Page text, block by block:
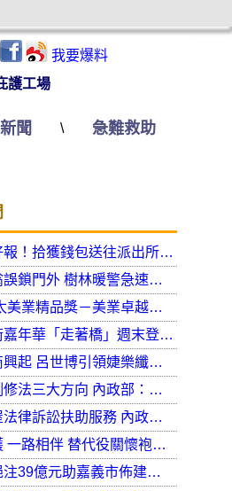
我要爆料
護工場
聞 \ 急難救助
好心有好報！拾獲錢包送往派出所竟發現自己遺失的手機
失智老翁誤鎖門外 樹林暖警急速營救阻飢寒
2025亞太美業精品獎－美業卓越大賞 揭曉年度最受矚目美業榮耀品牌
淡水藝術嘉年華「走著橋」週末登場 淡水警啟動交通管制
台灣微商興起 呂世博引領婕樂纖走入國際
租賃條例修法三大方向 內政部：保障租賃雙方權益 租客安心住、房東放心租
免費租屋法律訴訟扶助服務 內政部：9月30日起正式開辦受理
溫暖守護 一路相伴 替代役關懷袍澤弟兄 以行動展現同袍大愛
中央已挹注39億元助嘉義市佈建污水系統 內政部：東區用戶接管將新增3萬戶 期許未來推動再生水永續利用